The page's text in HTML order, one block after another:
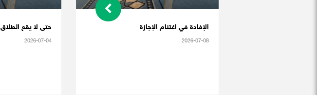
الإفادة في اغتنام الإجازة
2026-07-08
حتى لا يقع الطلاق
2026-07-04